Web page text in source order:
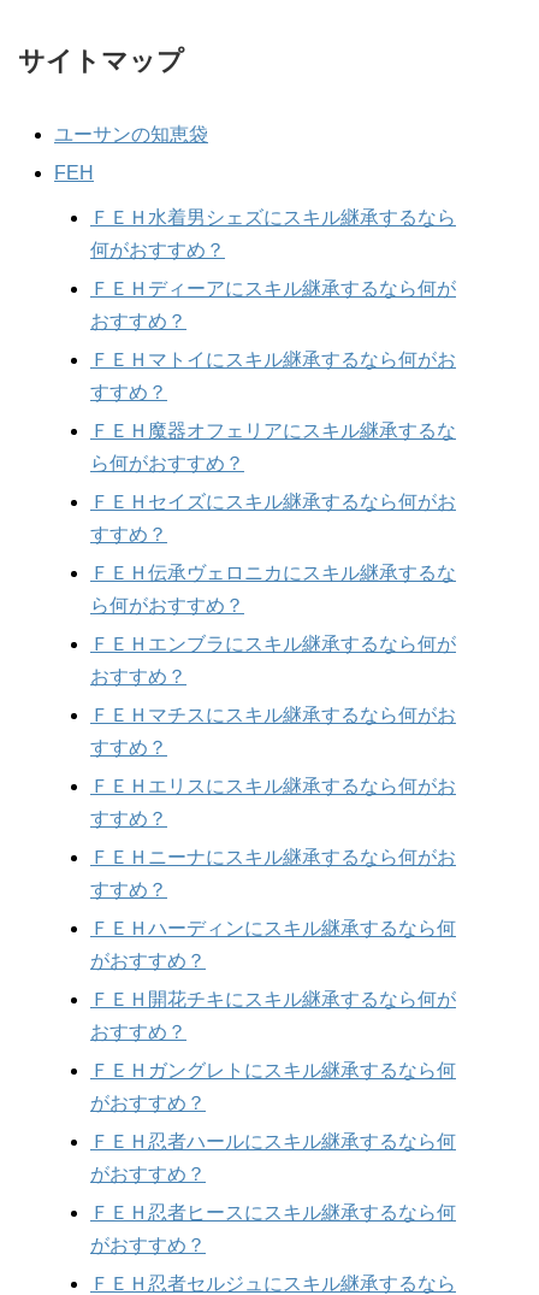
サイトマップ
ユーサンの知恵袋
FEH
ＦＥＨ水着男シェズにスキル継承するなら
何がおすすめ？
ＦＥＨディーアにスキル継承するなら何が
おすすめ？
ＦＥＨマトイにスキル継承するなら何がお
すすめ？
ＦＥＨ魔器オフェリアにスキル継承するな
ら何がおすすめ？
ＦＥＨセイズにスキル継承するなら何がお
すすめ？
ＦＥＨ伝承ヴェロニカにスキル継承するな
ら何がおすすめ？
ＦＥＨエンブラにスキル継承するなら何が
おすすめ？
ＦＥＨマチスにスキル継承するなら何がお
すすめ？
ＦＥＨエリスにスキル継承するなら何がお
すすめ？
ＦＥＨニーナにスキル継承するなら何がお
すすめ？
ＦＥＨハーディンにスキル継承するなら何
がおすすめ？
ＦＥＨ開花チキにスキル継承するなら何が
おすすめ？
ＦＥＨガングレトにスキル継承するなら何
がおすすめ？
ＦＥＨ忍者ハールにスキル継承するなら何
がおすすめ？
ＦＥＨ忍者ヒースにスキル継承するなら何
がおすすめ？
ＦＥＨ忍者セルジュにスキル継承するなら